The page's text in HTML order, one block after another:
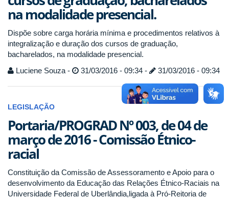
na modalidade presencial.
Dispõe sobre carga horária mínima e procedimentos relativos à
integralização e duração dos cursos de graduação,
bacharelados, na modalidade presencial.
Luciene Souza -
31/03/2016 - 09:34 - 31/03/2016 - 09:34
LEGISLAÇÃO
Portaria/PROGRAD Nº 003, de 04 de
março de 2016 - Comissão Étnico-
racial
Constituição da Comissão de Assessoramento e Apoio para o
desenvolvimento da Educação das Relações Étnico-Raciais na
Universidade Federal de Uberlândia,ligada à Pró-Reitoria de